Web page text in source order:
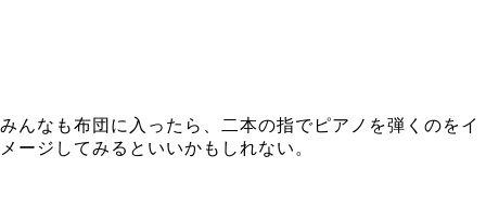
みんなも布団に入ったら、二本の指でピアノを弾くのをイ
メージしてみるといいかもしれない。